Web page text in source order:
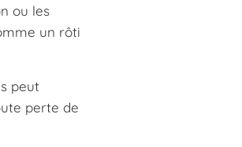
ou les
un rôti
peut
perte de